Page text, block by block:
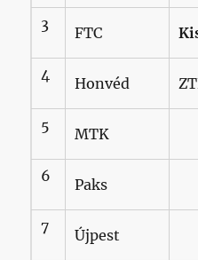
3 FTC
4 Honvéd
5 MTK
6 Paks
7 Újpest